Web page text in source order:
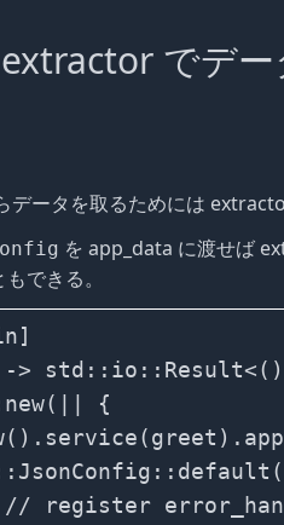
でデ
ータを取るためには
を app_data に渡せば
できる。
->
{
register